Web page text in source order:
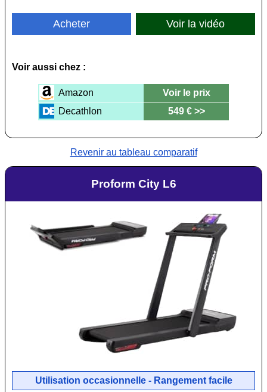
Acheter Voir la vidéo
Voir aussi chez :
Amazon
Voir le prix
Decathlon
549 € >>
Revenir au tableau comparatif
Proform City L6
Utilisation occasionnelle - Rangement facile